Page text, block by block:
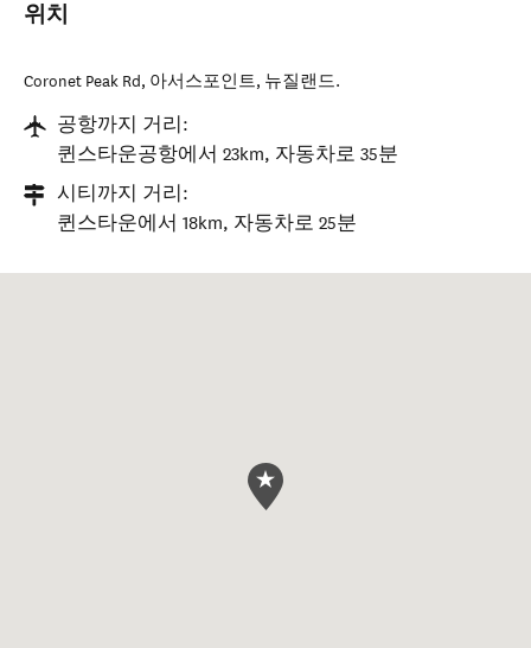
위치
Coronet Peak Rd, 아서스포인트, 뉴질랜드.
공항까지 거리:
퀸스타운공항에서 23km, 자동차로 35분
시티까지 거리:
퀸스타운에서 18km, 자동차로 25분